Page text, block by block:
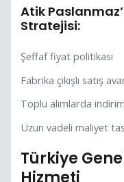
Atik
Stratejisi:
Şeffaf fiyat politikası
Fabrika çıkışlı satış
Toplu alımlarda
Uzun vadeli maliyet
Türkiye
Hizmeti